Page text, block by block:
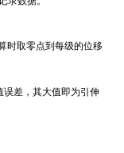
时取零点到每级的位移
误差，其大值即为引伸